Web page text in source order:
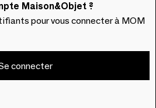
Maison&Objet ?
pour vous connecter à MOM
connecter